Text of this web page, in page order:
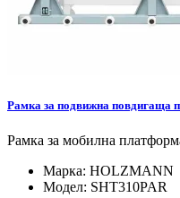
Рамка за подвижна повдигаща
Рамка за мобилна
Марка: HOLZMANN
Модел: SHT310PAR